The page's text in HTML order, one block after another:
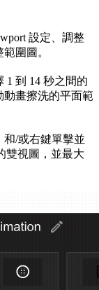
設定、調整
圍圖。
1 到 14 秒之間的
畫擦洗的平面範
/或右鍵單擊並
雙視圖，並最大